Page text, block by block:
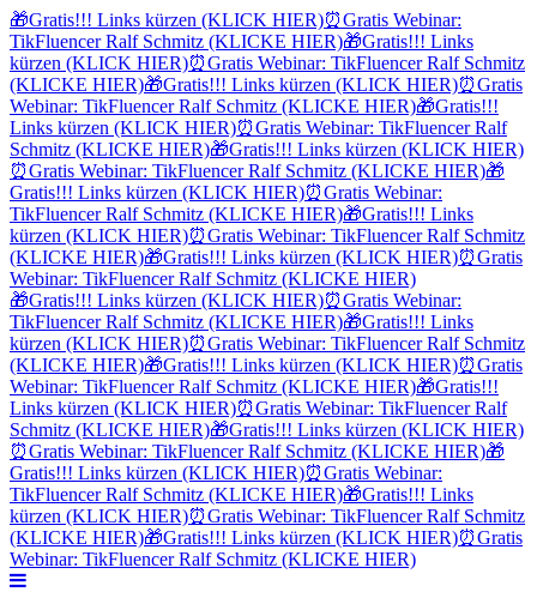
🎁Gratis!!! Links kürzen (KLICK HIER)⏰Gratis Webinar:
TikFluencer Ralf Schmitz (KLICKE HIER)🎁Gratis!!! Links
kürzen (KLICK HIER)⏰Gratis Webinar: TikFluencer Ralf Schmitz
(KLICKE HIER)🎁Gratis!!! Links kürzen (KLICK HIER)⏰Gratis
Webinar: TikFluencer Ralf Schmitz (KLICKE HIER)🎁Gratis!!!
Links kürzen (KLICK HIER)⏰Gratis Webinar: TikFluencer Ralf
Schmitz (KLICKE HIER)🎁Gratis!!! Links kürzen (KLICK HIER)
⏰Gratis Webinar: TikFluencer Ralf Schmitz (KLICKE HIER)🎁
Gratis!!! Links kürzen (KLICK HIER)⏰Gratis Webinar:
TikFluencer Ralf Schmitz (KLICKE HIER)🎁Gratis!!! Links
kürzen (KLICK HIER)⏰Gratis Webinar: TikFluencer Ralf Schmitz
(KLICKE HIER)🎁Gratis!!! Links kürzen (KLICK HIER)⏰Gratis
Webinar: TikFluencer Ralf Schmitz (KLICKE HIER)
🎁Gratis!!! Links kürzen (KLICK HIER)⏰Gratis Webinar:
TikFluencer Ralf Schmitz (KLICKE HIER)🎁Gratis!!! Links
kürzen (KLICK HIER)⏰Gratis Webinar: TikFluencer Ralf Schmitz
(KLICKE HIER)🎁Gratis!!! Links kürzen (KLICK HIER)⏰Gratis
Webinar: TikFluencer Ralf Schmitz (KLICKE HIER)🎁Gratis!!!
Links kürzen (KLICK HIER)⏰Gratis Webinar: TikFluencer Ralf
Schmitz (KLICKE HIER)🎁Gratis!!! Links kürzen (KLICK HIER)
⏰Gratis Webinar: TikFluencer Ralf Schmitz (KLICKE HIER)🎁
Gratis!!! Links kürzen (KLICK HIER)⏰Gratis Webinar:
TikFluencer Ralf Schmitz (KLICKE HIER)🎁Gratis!!! Links
kürzen (KLICK HIER)⏰Gratis Webinar: TikFluencer Ralf Schmitz
(KLICKE HIER)🎁Gratis!!! Links kürzen (KLICK HIER)⏰Gratis
Webinar: TikFluencer Ralf Schmitz (KLICKE HIER)
Skip